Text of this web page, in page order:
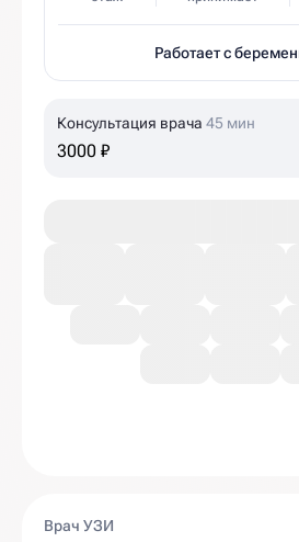
Работает с
Консультация врача 45 мин
3000 ₽
Врач УЗИ